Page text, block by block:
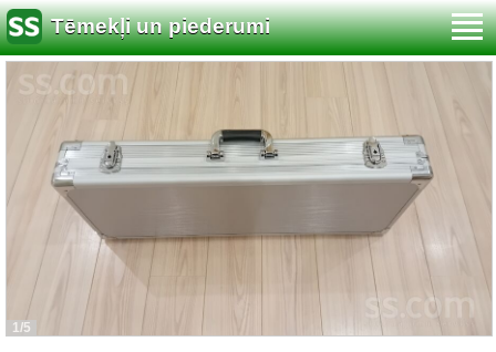
Tēmekļi un piederumi
1/5